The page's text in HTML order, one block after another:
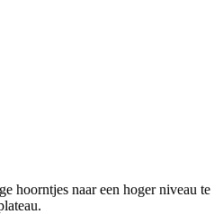
hoorntjes naar een hoger niveau te